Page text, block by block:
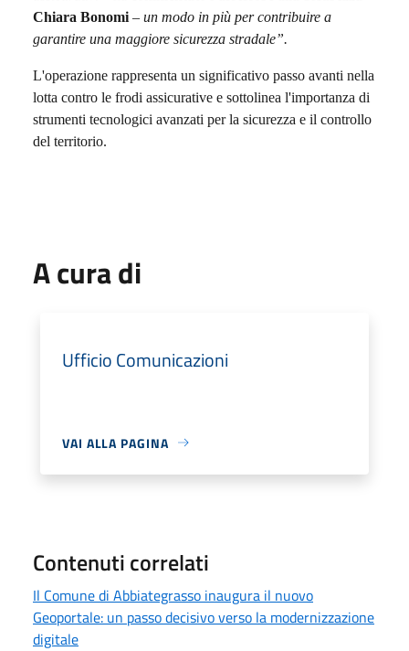
Chiara Bonomi – un modo in più per contribuire a
garantire una maggiore sicurezza stradale”.
L'operazione rappresenta un significativo passo avanti nella
lotta contro le frodi assicurative e sottolinea l'importanza di
strumenti tecnologici avanzati per la sicurezza e il controllo
del territorio.
A cura di
Ufficio Comunicazioni
VAI ALLA PAGINA
Contenuti correlati
Il Comune di Abbiategrasso inaugura il nuovo
Geoportale: un passo decisivo verso la modernizzazione
digitale